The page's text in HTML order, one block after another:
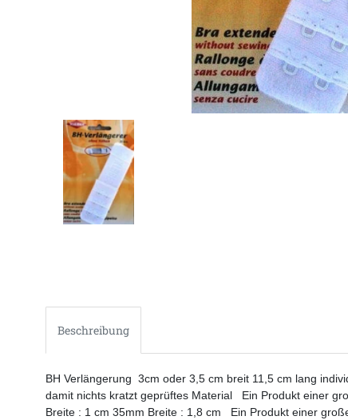
Beschreibung
BH Verlängerung 3cm oder 3,5 cm breit 11,5 cm lang
damit nichts kratzt geprüftes Material Ein Produkt einer
Breite : 1 cm 35mm Breite : 1,8 cm Ein Produkt einer